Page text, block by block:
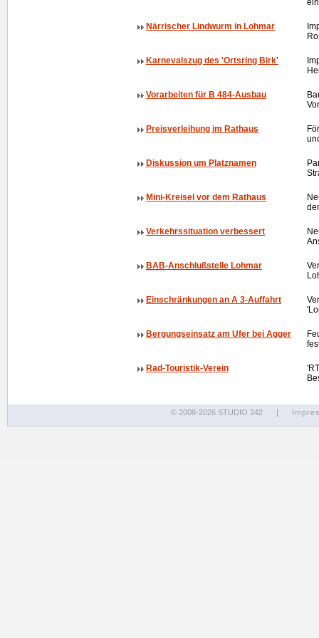
Närrischer Lindwurm in Lohmar
Karnevalszug des 'Ortsring Birk'
Vorarbeiten für B 484-Ausbau
Preisverleihung im Rathaus
Diskussion um Platznamen
Mini-Kreisel vor dem Rathaus
Verkehrssituation verbessert
BAB-Anschlußstelle Lohmar
Einschränkungen an A 3-Auffahrt
Bergungseinsatz am Ufer bei Agger
Rad-Touristik-Verein
© 2008-2026 STUDIO 242 |